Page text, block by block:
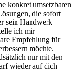
konkret umsetzbaren
die sofort
sein Handwerk
ich mir
Empfehlung für
möchte.
nur mit den
wieder auf dich